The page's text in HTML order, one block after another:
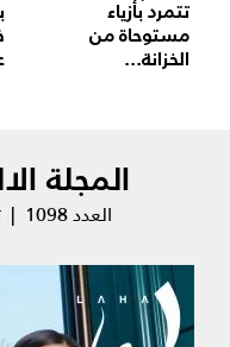
تتمرد بأزياء
مستوحاة من
الخزانة...
المجلة
العدد 1098 | تموز 2026